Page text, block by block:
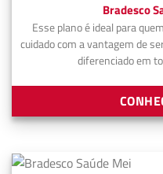
Bradesco
Esse plano é ideal para
cuidado com a vantagem de
diferenciado em